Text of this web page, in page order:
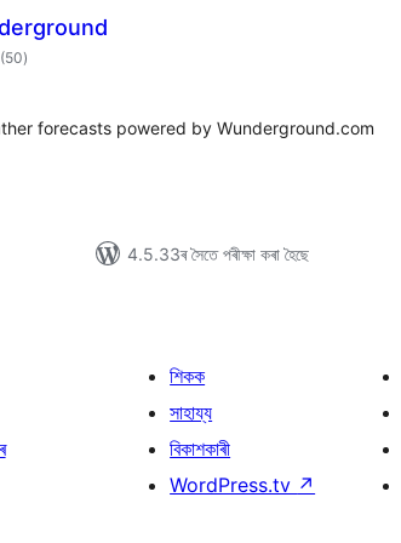
(50টা
মুঠ)
forecasts powered by Wunderground.com
4.5.33ৰ সৈতে পৰীক্ষা কৰা হৈছে
শিকক
সাহায্য
বিকাশকাৰী
WordPress.tv ↗